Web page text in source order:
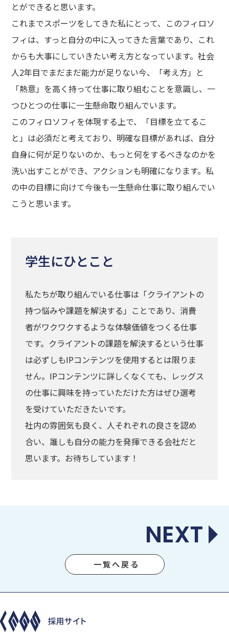
とができると思います。
これまでスポーツをしてきた私にとって、このフィロソ
フィは、すっと自分の中に入ってきた言葉であり、これ
からも大事にしていきたい考え方となっています。社会
人2年目でまだまだ能力が足りない今、「考え方」と
「熱意」を高く持って仕事に取り組むことを意識し、一
つひとつの仕事に一生懸命取り組んでいます。
このフィロソフィを体現する上で、「目標を立てるこ
と」は必須だと考えており、明確な目標があれば、自分
自身に何が足りないのか、もっと何をするべきなのかを
洗い出すことができ、アクションも明確になります。私
の中の目標に向けて今後も一生懸命仕事に取り組んでい
こうと思います。
学生にひとこと
私たちが取り組んでいる仕事は「クライアントの
持つ悩みや課題を解決する」ことであり、消費
者がワクワクするような体験価値をつくる仕事
です。クライアントの課題を解決するという仕事
は必ずしもIPコンテンツを使用するとは限りま
せん。IPコンテンツに詳しくなくても、レッグス
の仕事に興味を持っていただけた方はぜひ選考
を受けていただきたいです。
社内の雰囲気も良く、人それぞれの良さを認め
合い、誰しも自分の能力を発揮できる会社だと
思います。お待ちしています！
一覧へ戻る
NEXT